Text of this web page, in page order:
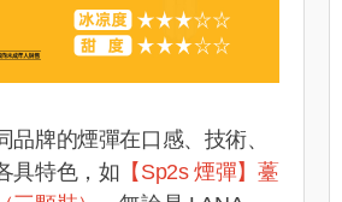
品牌的煙彈在口感、技術、
具特色，如 【Sp2s 煙彈】薹